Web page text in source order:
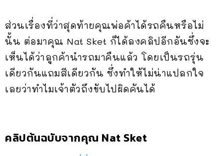
ส่วนเรื่องที่ว่าสุดท้ายคุณพ่อค้าได้รถคืนหรือไม่
นั้น ต่อมาคุณ Nat Sket ก็ได้ลงคลิปอีกอันซึ่งจะ
เห็นได้ว่าลูกค้านำรถมาคืนแล้ว โดยเป็นรถรุ่น
เดียวกันแถมสีเดียวกัน ซึ่งทำให้ไม่น่าแปลกใจ
เลยว่าทำไมเจ้าตัวถึงขับไปผิดคันได้
คลิปต้นฉบับจากคุณ Nat Sket